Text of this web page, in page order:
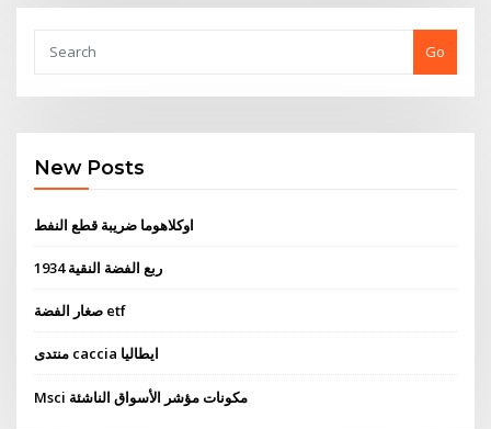
Go
New Posts
اوكلاهوما ضريبة قطع النفط
1934 ربع الفضة النقية
صغار الفضة etf
منتدى caccia ايطاليا
Msci مكونات مؤشر الأسواق الناشئة